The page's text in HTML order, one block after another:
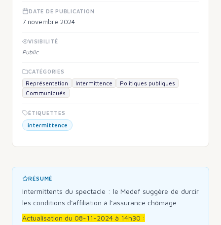
RÉSUMÉ
Intermittents du spectacle : le Medef suggère de durcir
les conditions d'affiliation à l’assurance chômage
Actualisation du 08-11-2024 à 14h30 :
DATE DE PUBLICATION
7 novembre 2024
VISIBILITÉ
Public
CATÉGORIES
Représentation Intermittence
Politiques publiques
Communiqués
ÉTIQUETTES
intermittence